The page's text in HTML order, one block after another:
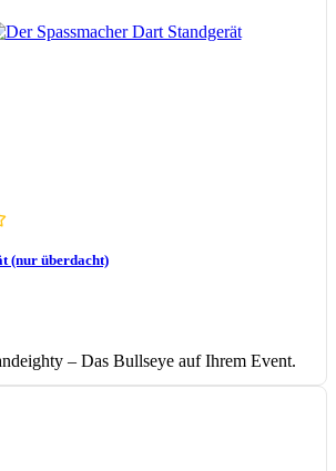
(nur überdacht)
– Das Bullseye auf Ihrem Event.